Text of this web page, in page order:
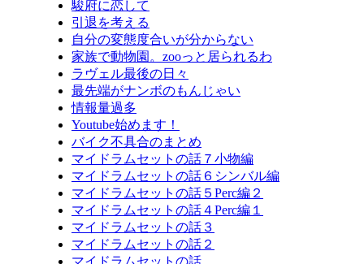
駿府に恋して
引退を考える
自分の変態度合いが分からない
家族で動物園。zooっと居られるわ
ラヴェル最後の日々
最先端がナンボのもんじゃい
情報量過多
Youtube始めます！
バイク不具合のまとめ
マイドラムセットの話７小物編
マイドラムセットの話６シンバル編
マイドラムセットの話５Perc編２
マイドラムセットの話４Perc編１
マイドラムセットの話３
マイドラムセットの話２